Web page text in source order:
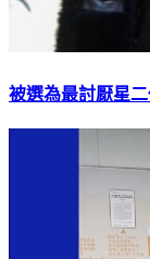
被選為最討厭星